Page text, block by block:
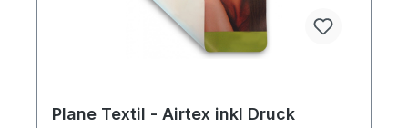
Plane Textil - Airtex inkl Druck